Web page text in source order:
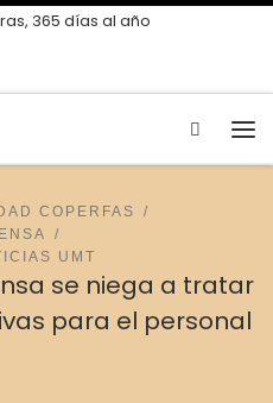
365 días al año
Search
COPERFAS
UMT
se niega a tratar
para el personal